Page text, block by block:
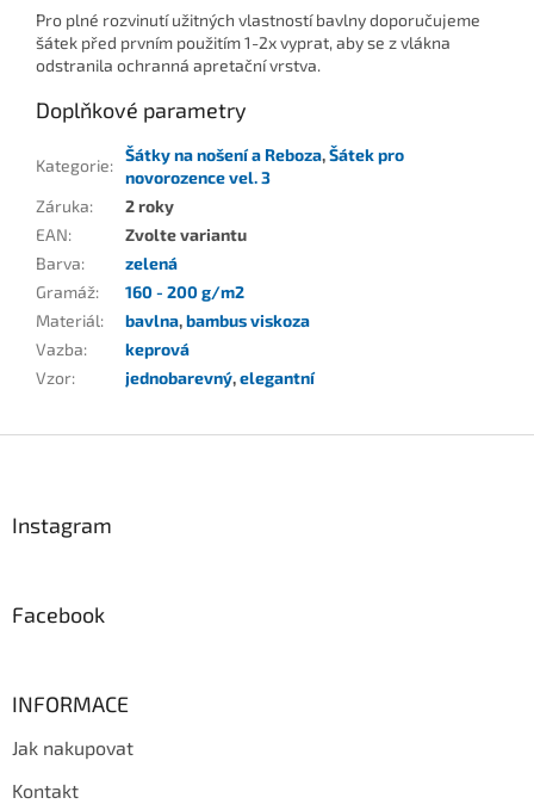
Pro plné rozvinutí užitných vlastností bavlny doporučujeme
šátek před prvním použitím 1-2x vyprat, aby se z vlákna
odstranila ochranná apretační vrstva.
Doplňkové parametry
Kategorie:
Šátky na nošení a Reboza,Šátek pro
novorozence vel. 3
Záruka:
2 roky
EAN:
Zvolte variantu
Barva:
zelená
Gramáž:
160 - 200 g/m2
Materiál: bavlna,bambus viskoza
Vazba:
keprová
Vzor: jednobarevný,elegantní
Instagram
Facebook
INFORMACE
Jak nakupovat
Kontakt